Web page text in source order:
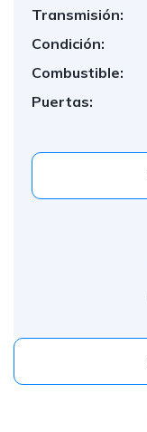
Transmisión:
Condición:
Combustible:
Puertas: